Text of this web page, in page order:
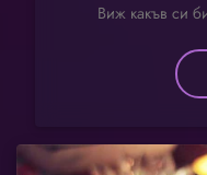
Виж какъв си